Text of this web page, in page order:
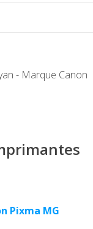
- Marque Canon
Pixma MG